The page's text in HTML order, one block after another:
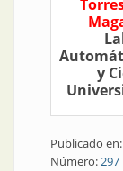
y
Publicado en:
Número:297